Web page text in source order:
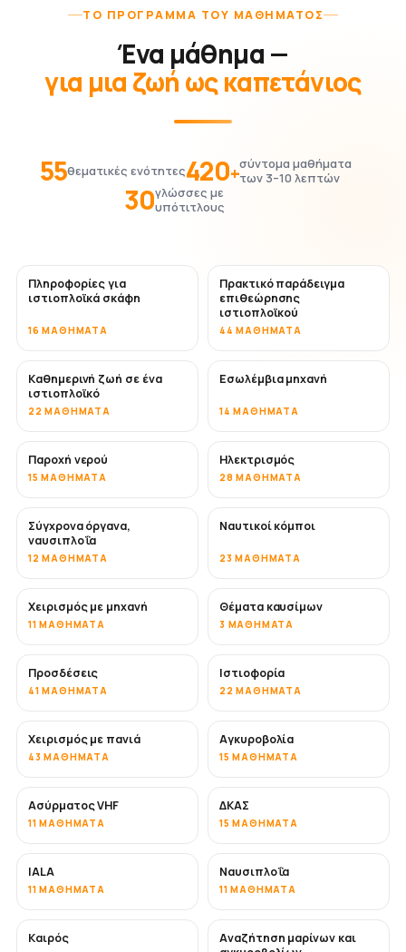
ΤΟ ΠΡΌΓΡΑΜΜΑ ΤΟΥ ΜΑΘΉΜΑΤΟΣ
Ένα μάθημα —
για μια ζωή ως καπετάνιος
55θεματικές ενότητες420+σύντομα μαθήματα
των 3–10 λεπτών
30γλώσσες με
υπότιτλους
Πληροφορίες για
ιστιοπλοϊκά σκάφη
16 ΜΑΘΉΜΑΤΑ
Πρακτικό παράδειγμα
επιθεώρησης
ιστιοπλοϊκού
44 ΜΑΘΉΜΑΤΑ
Καθημερινή ζωή σε ένα
ιστιοπλοϊκό
22 ΜΑΘΉΜΑΤΑ
Εσωλέμβια μηχανή
14 ΜΑΘΉΜΑΤΑ
Παροχή νερού
15 ΜΑΘΉΜΑΤΑ
Ηλεκτρισμός
28 ΜΑΘΉΜΑΤΑ
Σύγχρονα όργανα,
ναυσιπλοΐα
12 ΜΑΘΉΜΑΤΑ
Ναυτικοί κόμποι
23 ΜΑΘΉΜΑΤΑ
Χειρισμός με μηχανή
11 ΜΑΘΉΜΑΤΑ
Θέματα καυσίμων
3 ΜΑΘΉΜΑΤΑ
Προσδέσεις
41 ΜΑΘΉΜΑΤΑ
Ιστιοφορία
22 ΜΑΘΉΜΑΤΑ
Χειρισμός με πανιά
43 ΜΑΘΉΜΑΤΑ
Αγκυροβολία
15 ΜΑΘΉΜΑΤΑ
Ασύρματος VHF
11 ΜΑΘΉΜΑΤΑ
ΔΚΑΣ
15 ΜΑΘΉΜΑΤΑ
IALA
11 ΜΑΘΉΜΑΤΑ
Ναυσιπλοΐα
11 ΜΑΘΉΜΑΤΑ
Καιρός
Αναζήτηση μαρίνων και